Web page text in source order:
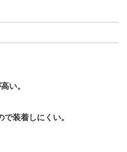
い。
装着しにくい。